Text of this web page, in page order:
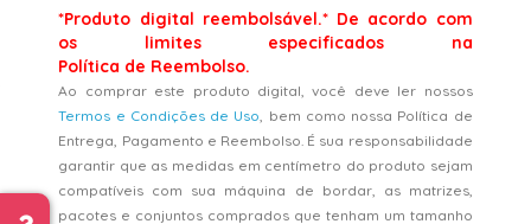
*Produto digital reembolsável.* De acordo com
os limites especificados na
Política de Reembolso.
Ao comprar este produto digital, você deve ler nossos
Termos e Condições de Uso, bem como nossa Política de
Entrega, Pagamento e Reembolso. É sua responsabilidade
garantir que as medidas em centímetro do produto sejam
compatíveis com sua máquina de bordar, as matrizes,
pacotes e conjuntos comprados que tenham um tamanho